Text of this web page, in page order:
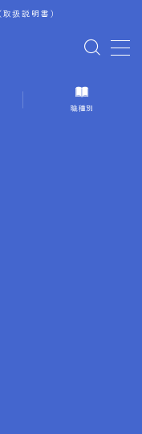
扱説明書）
職種別